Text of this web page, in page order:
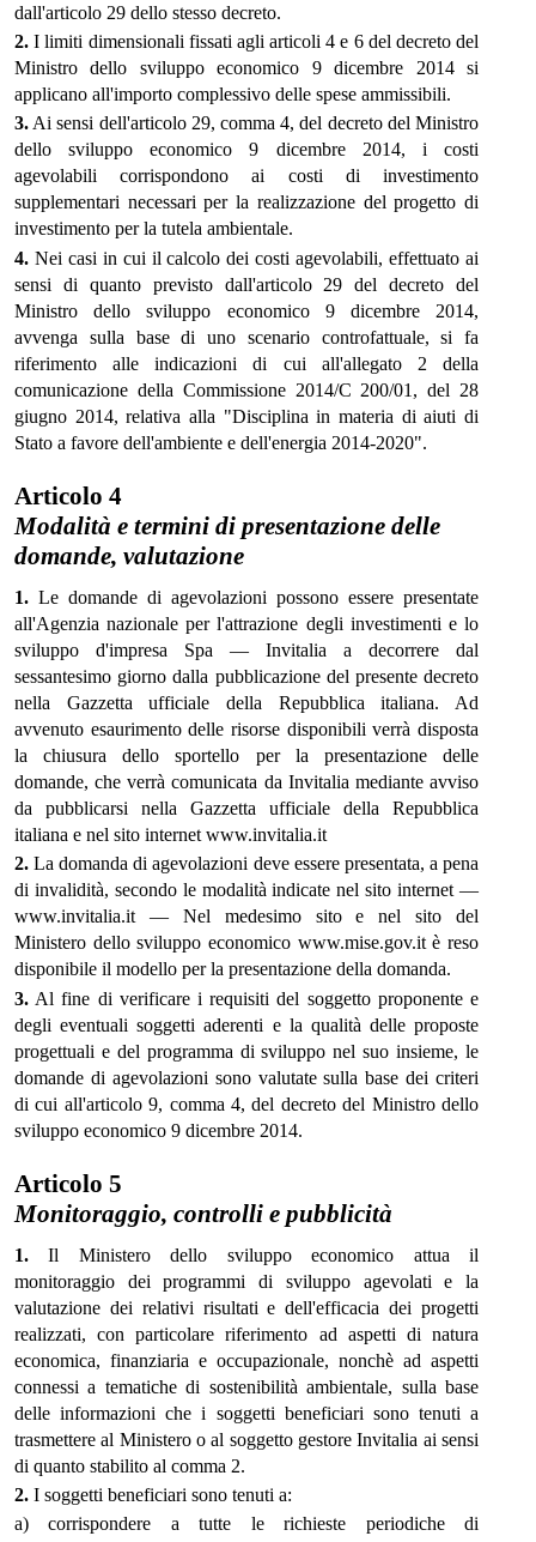
dall'articolo 29 dello stesso decreto.
2. I limiti dimensionali fissati agli articoli 4 e 6 del decreto del
Ministro dello sviluppo economico 9 dicembre 2014 si
applicano all'importo complessivo delle spese ammissibili.
3.Ai sensi dell'articolo 29, comma 4, del decreto del Ministro
dello sviluppo economico 9 dicembre 2014, i costi
agevolabili corrispondono ai costi di investimento
supplementari necessari per la realizzazione del progetto di
investimento per la tutela ambientale.
4. Nei casi in cui il calcolo dei costi agevolabili, effettuato ai
sensi di quanto previsto dall'articolo 29 del decreto del
Ministro dello sviluppo economico 9 dicembre 2014,
avvenga sulla base di uno scenario controfattuale, si fa
riferimento alle indicazioni di cui all'allegato 2 della
comunicazione della Commissione 2014/C 200/01, del 28
giugno 2014, relativa alla "Disciplina in materia di aiuti di
Stato a favore dell'ambiente e dell'energia 2014-2020".
Articolo 4
Modalità e termini di presentazione delle
domande, valutazione
1. Le domande di agevolazioni possono essere presentate
all'Agenzia nazionale per l'attrazione degli investimenti e lo
sviluppo d'impresa Spa — Invitalia a decorrere dal
sessantesimo giorno dalla pubblicazione del presente decreto
nella Gazzetta ufficiale della Repubblica italiana. Ad
avvenuto esaurimento delle risorse disponibili verrà disposta
la chiusura dello sportello per la presentazione delle
domande, che verrà comunicata da Invitalia mediante avviso
da pubblicarsi nella Gazzetta ufficiale della Repubblica
italiana e nel sito internet www.invitalia.it
2. La domanda di agevolazioni deve essere presentata, a pena
di invalidità, secondo le modalità indicate nel sito internet —
www.invitalia.it — Nel medesimo sito e nel sito del
Ministero dello sviluppo economico www.mise.gov.it è reso
disponibile il modello per la presentazione della domanda.
3. Al fine di verificare i requisiti del soggetto proponente e
degli eventuali soggetti aderenti e la qualità delle proposte
progettuali e del programma di sviluppo nel suo insieme, le
domande di agevolazioni sono valutate sulla base dei criteri
di cui all'articolo 9, comma 4, del decreto del Ministro dello
sviluppo economico 9 dicembre 2014.
Articolo 5
Monitoraggio, controlli e pubblicità
1. Il Ministero dello sviluppo economico attua il
monitoraggio dei programmi di sviluppo agevolati e la
valutazione dei relativi risultati e dell'efficacia dei progetti
realizzati, con particolare riferimento ad aspetti di natura
economica, finanziaria e occupazionale, nonchè ad aspetti
connessi a tematiche di sostenibilità ambientale, sulla base
delle informazioni che i soggetti beneficiari sono tenuti a
trasmettere al Ministero o al soggetto gestore Invitalia ai sensi
di quanto stabilito al comma 2.
2. I soggetti beneficiari sono tenuti a:
a) corrispondere a tutte le richieste periodiche di